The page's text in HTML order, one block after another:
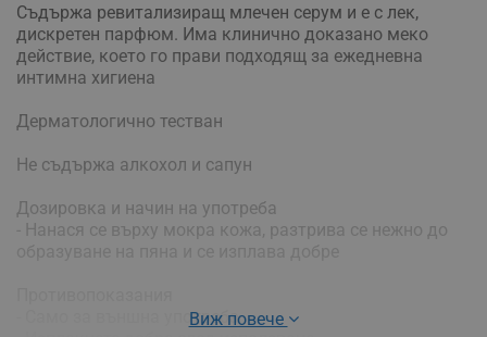
Съдържа ревитализиращ млечен серум и е с лек,
дискретен парфюм. Има клинично доказано меко
действие, което го прави подходящ за ежедневна
интимна хигиена
Дерматологично тестван
Не съдържа алкохол и сапун
Дозировка и начин на употреба
- Нанася се върху мокра кожа, разтрива се нежно до
- Само за външна употребаВиж повече